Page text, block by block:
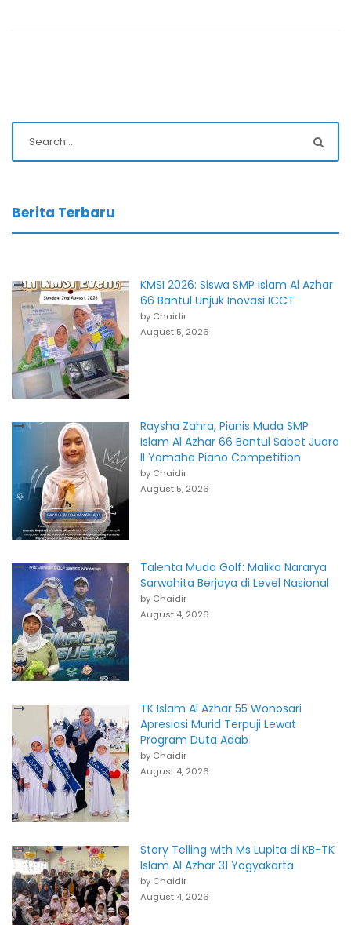
Berita Terbaru
KMSI 2026: Siswa SMP Islam Al Azhar
66 Bantul Unjuk Inovasi ICCT
by Chaidir
August 5, 2026
Raysha Zahra, Pianis Muda SMP
Islam Al Azhar 66 Bantul Sabet Juara
II Yamaha Piano Competition
by Chaidir
August 5, 2026
Talenta Muda Golf: Malika Nararya
Sarwahita Berjaya di Level Nasional
by Chaidir
August 4, 2026
TK Islam Al Azhar 55 Wonosari
Apresiasi Murid Terpuji Lewat
Program Duta Adab
by Chaidir
August 4, 2026
Story Telling with Ms Lupita di KB-TK
Islam Al Azhar 31 Yogyakarta
by Chaidir
August 4, 2026